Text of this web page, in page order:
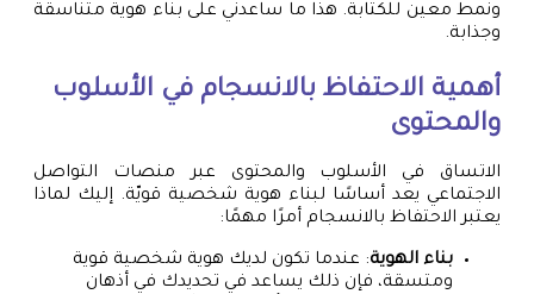
ونمط معين للكتابة. هذا ما ساعدني على بناء هوية متناسقة
وجذابة.
أهمية الاحتفاظ بالانسجام في الأسلوب
والمحتوى
الاتساق في الأسلوب والمحتوى عبر منصات التواصل
الاجتماعي يعد أساسًا لبناء هوية شخصية قويّة. إليك لماذا
يعتبر الاحتفاظ بالانسجام أمرًا مهمًا:
بناء الهوية: عندما تكون لديك هوية شخصية قوية
ومتسقة، فإن ذلك يساعد في تحديدك في أذهان